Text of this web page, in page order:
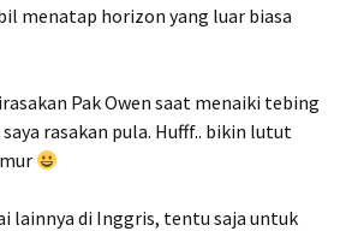
menatap horizon yang luar biasa
Pak Owen saat menaiki tebing
rasakan pula. Hufff.. bikin lutut
lainnya di Inggris, tentu saja untuk